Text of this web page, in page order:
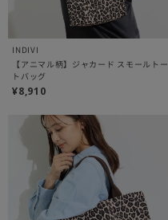
INDIVI
【アニマル柄】ジャカード スモールトー
トバッグ
¥8,910